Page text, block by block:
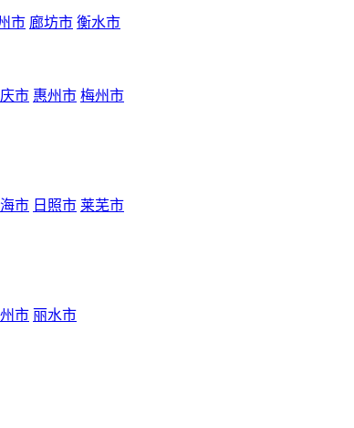
市 廊坊市 衡水市
市 惠州市 梅州市
市 日照市 莱芜市
市 丽水市